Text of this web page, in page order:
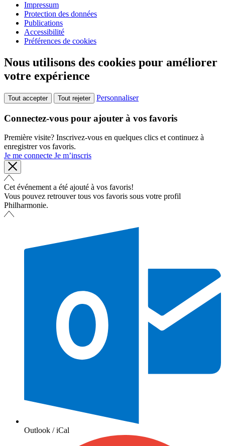
Impressum
Protection des données
Publications
Accessibilité
Préférences de cookies
Nous utilisons des cookies pour améliorer
votre expérience
Tout accepter Tout rejeter Personnaliser
Connectez-vous pour ajouter à vos favoris
Première visite? Inscrivez-vous en quelques clics et continuez à
enregistrer vos favoris.
Je me connecte Je m’inscris
Cet événement a été ajouté à vos favoris!
Vous pouvez retrouver tous vos favoris sous votre profil
Philharmonie.
Outlook / iCal